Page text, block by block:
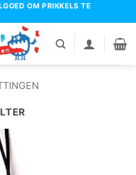
OM PRIKKELS TE